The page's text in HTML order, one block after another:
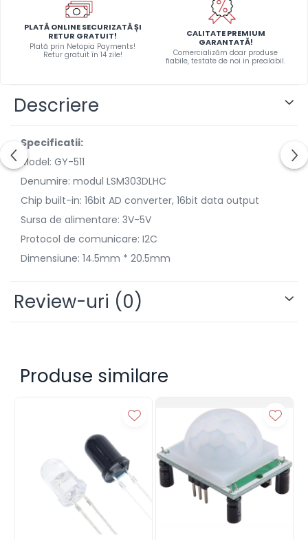
PLATĂ ONLINE SECURIZATĂ ȘI
RETUR GRATUIT!
Plată prin Netopia Payments!
Retur gratuit în 14 zile!
CALITATE PREMIUM
GARANTATĂ!
Comercializăm doar produse
fiabile, testate de noi in prealabil.
Descriere
Specificatii:
Model: GY-511
Denumire: modul LSM303DLHC
Chip built-in: 16bit AD converter, 16bit data output
Sursa de alimentare: 3V-5V
Protocol de comunicare: I2C
Dimensiune: 14.5mm * 20.5mm
Review-uri (0)
Produse similare